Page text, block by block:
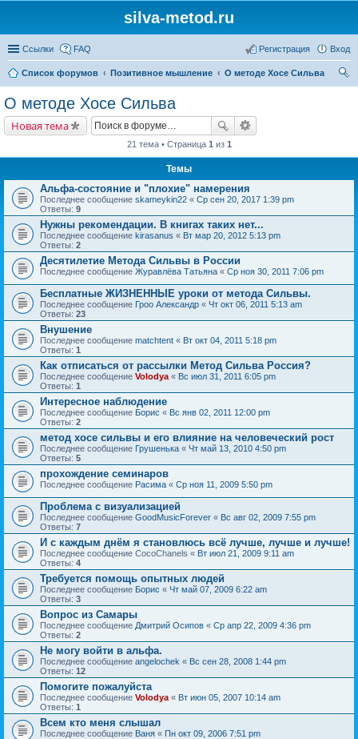
silva-metod.ru
Ссылки FAQ Вход
Регистрация
Список форумов Позитивное мышление
О методе Хосе Сильва
О методе Хосе Сильва
Новая тема
21 тема • Страница 1 из 1
Темы
Альфа-состояние и "плохие" намерения
Последнее сообщение skameykin22 « Ср сен 20, 2017 1:39 pm
Ответы: 9
Нужны рекомендации. В книгах таких нет...
Последнее сообщение kirasanus « Вт мар 20, 2012 5:13 pm
Ответы: 2
Десятилетие Метода Сильвы в России
Последнее сообщение Журавлёва Татьяна « Ср ноя 30, 2011 7:06 pm
Бесплатные ЖИЗНЕННЫЕ уроки от метода Сильвы.
Последнее сообщение Гроо Александр « Чт окт 06, 2011 5:13 am
Ответы: 23
Внушение
Последнее сообщение matchtent « Вт окт 04, 2011 5:18 pm
Ответы: 1
Как отписаться от рассылки Метод Сильва Россия?
Последнее сообщение Volodya « Вс июл 31, 2011 6:05 pm
Ответы: 1
Интересное наблюдение
Последнее сообщение Борис « Вс янв 02, 2011 12:00 pm
Ответы: 2
метод хосе сильвы и его влияние на человеческий рост
Последнее сообщение Грушенька « Чт май 13, 2010 4:50 pm
Ответы: 5
прохождение семинаров
Последнее сообщение Расима « Ср ноя 11, 2009 5:50 pm
Проблема с визуализацией
Последнее сообщение GoodMusicForever « Вс авг 02, 2009 7:55 pm
Ответы: 7
И с каждым днём я становлюсь всё лучше, лучше и лучше!
Последнее сообщение CocoChanels « Вт июл 21, 2009 9:11 am
Ответы: 4
Требуется помощь опытных людей
Последнее сообщение Борис « Чт май 07, 2009 6:22 am
Ответы: 3
Вопрос из Самары
Последнее сообщение Дмитрий Осипов « Ср апр 22, 2009 4:36 pm
Ответы: 2
Не могу войти в альфа.
Последнее сообщение angelochek « Вс сен 28, 2008 1:44 pm
Ответы: 12
Помогите пожалуйста
Последнее сообщение Volodya « Вт июн 05, 2007 10:14 am
Ответы: 1
Всем кто меня слышал
Последнее сообщение Ваня « Пн окт 09, 2006 7:51 pm